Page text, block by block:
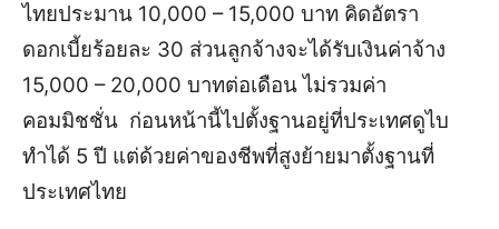
ไทยประมาน 10,000 – 15,000 บาท คิดอัตรา
ดอกเบี้ยร้อยละ 30 ส่วนลูกจ้างจะได้รับเงินค่าจ้าง
15,000 – 20,000 บาทต่อเดือน ไม่รวมค่า
คอมมิชชั่น ก่อนหน้านี้ไปตั้งฐานอยู่ที่ประเทศดูไบ
ทำได้ 5 ปี แต่ด้วยค่าของชีพที่สูงย้ายมาตั้งฐานที่
ประเทศไทย